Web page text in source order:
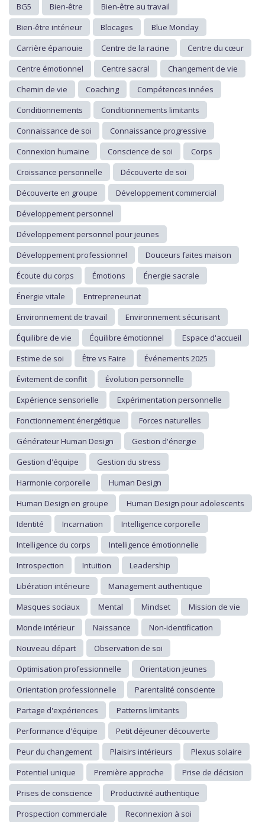
BG5 Bien-être
Bien-être au travail
Bien-être intérieur
Blocages
Blue Monday
Carrière épanouie
Centre de la racine
Centre du cœur
Centre émotionnel
Centre sacral
Changement de vie
Chemin de vie
Coaching
Compétences innées
Conditionnements
Conditionnements limitants
Connaissance de soi
Connaissance progressive
Connexion humaine
Conscience de soi
Corps
Croissance personnelle
Découverte de soi
Découverte en groupe
Développement commercial
Développement personnel
Développement personnel pour jeunes
Développement professionnel
Douceurs faites maison
Écoute du corps
Émotions
Énergie sacrale
Énergie vitale
Entrepreneuriat
Environnement de travail
Environnement sécurisant
Équilibre de vie
Équilibre émotionnel
Espace d'accueil
Estime de soi
Être vs Faire
Événements 2025
Évitement de conflit
Évolution personnelle
Expérience sensorielle
Expérimentation personnelle
Fonctionnement énergétique
Forces naturelles
Générateur Human Design
Gestion d'énergie
Gestion d'équipe
Gestion du stress
Harmonie corporelle
Human Design
Human Design en groupe
Human Design pour adolescents
Identité
Incarnation
Intelligence corporelle
Intelligence du corps
Intelligence émotionnelle
Introspection
Intuition
Leadership
Libération intérieure
Management authentique
Masques sociaux
Mental Mindset
Mission de vie
Monde intérieur
Naissance
Non-identification
Nouveau départ
Observation de soi
Optimisation professionnelle
Orientation jeunes
Orientation professionnelle
Parentalité consciente
Partage d'expériences
Patterns limitants
Performance d'équipe
Petit déjeuner découverte
Peur du changement
Plaisirs intérieurs
Plexus solaire
Potentiel unique
Première approche
Prise de décision
Prises de conscience
Productivité authentique
Prospection commerciale
Reconnexion à soi